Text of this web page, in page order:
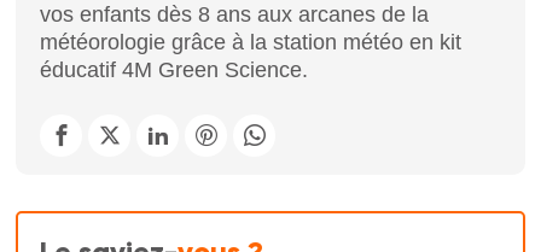
vos enfants dès 8 ans aux arcanes de la
météorologie grâce à la station météo en kit
éducatif 4M Green Science.